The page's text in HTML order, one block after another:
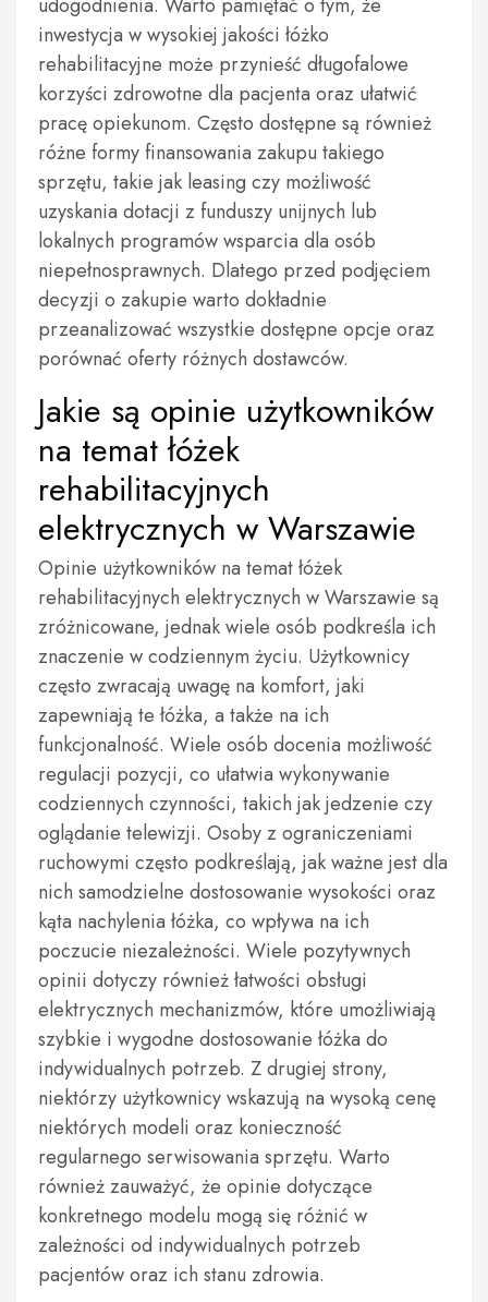
inwestycja w wysokiej jakości łóżko
rehabilitacyjne może przynieść długofalowe
korzyści zdrowotne dla pacjenta oraz ułatwić
pracę opiekunom. Często dostępne są również
różne formy finansowania zakupu takiego
sprzętu, takie jak leasing czy możliwość
uzyskania dotacji z funduszy unijnych lub
lokalnych programów wsparcia dla osób
niepełnosprawnych. Dlatego przed podjęciem
decyzji o zakupie warto dokładnie
przeanalizować wszystkie dostępne opcje oraz
porównać oferty różnych dostawców.
Jakie są opinie użytkowników
na temat łóżek
rehabilitacyjnych
elektrycznych w Warszawie
Opinie użytkowników na temat łóżek
rehabilitacyjnych elektrycznych w Warszawie są
zróżnicowane, jednak wiele osób podkreśla ich
znaczenie w codziennym życiu. Użytkownicy
często zwracają uwagę na komfort, jaki
zapewniają te łóżka, a także na ich
funkcjonalność. Wiele osób docenia możliwość
regulacji pozycji, co ułatwia wykonywanie
codziennych czynności, takich jak jedzenie czy
oglądanie telewizji. Osoby z ograniczeniami
ruchowymi często podkreślają, jak ważne jest dla
nich samodzielne dostosowanie wysokości oraz
kąta nachylenia łóżka, co wpływa na ich
poczucie niezależności. Wiele pozytywnych
opinii dotyczy również łatwości obsługi
elektrycznych mechanizmów, które umożliwiają
szybkie i wygodne dostosowanie łóżka do
indywidualnych potrzeb. Z drugiej strony,
niektórzy użytkownicy wskazują na wysoką cenę
niektórych modeli oraz konieczność
regularnego serwisowania sprzętu. Warto
również zauważyć, że opinie dotyczące
konkretnego modelu mogą się różnić w
zależności od indywidualnych potrzeb
pacjentów oraz ich stanu zdrowia.